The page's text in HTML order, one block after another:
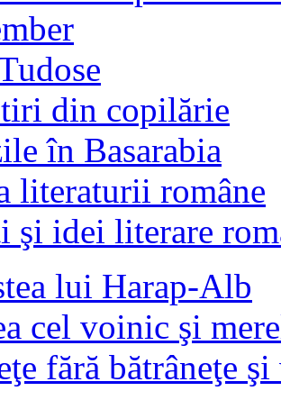
din copilărie
în Basarabia
literaturii române
şi idei literare
lui Harap-Alb
cel voinic şi
fără bătrâneţe